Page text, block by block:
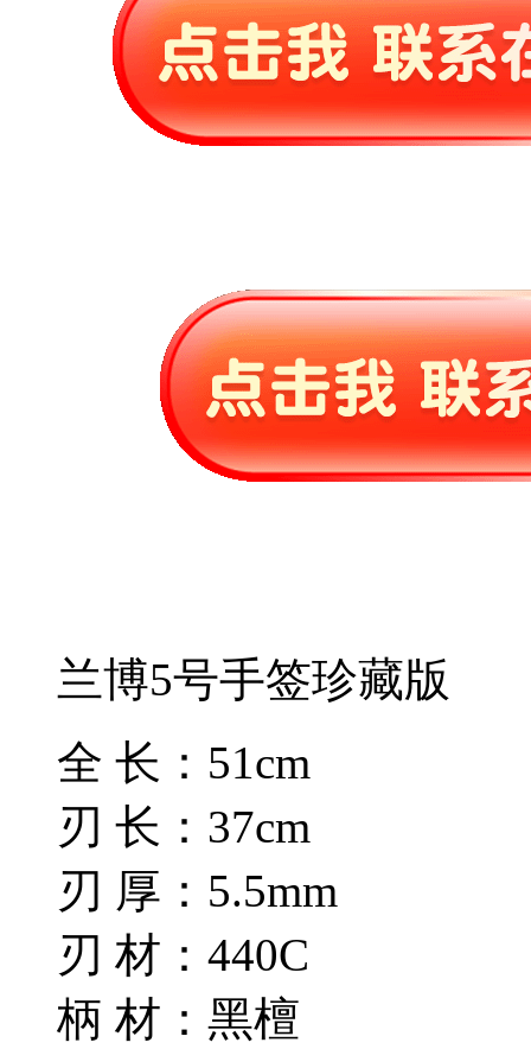
兰博5号手签珍藏版
全 长：51cm
刃 长：37cm
刃 厚：5.5mm
刃 材：440C
柄 材：黑檀